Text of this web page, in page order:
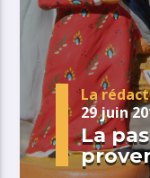
La
29 juin
La